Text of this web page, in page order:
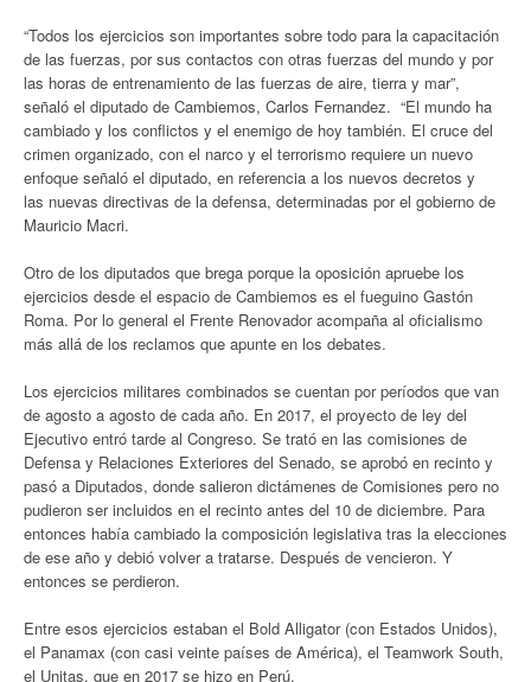
“Todos los ejercicios son importantes sobre todo para la capacitación
de las fuerzas, por sus contactos con otras fuerzas del mundo y por
las horas de entrenamiento de las fuerzas de aire, tierra y mar”,
señaló el diputado de Cambiemos, Carlos Fernandez. “El mundo ha
cambiado y los conflictos y el enemigo de hoy también. El cruce del
crimen organizado, con el narco y el terrorismo requiere un nuevo
enfoque señaló el diputado, en referencia a los nuevos decretos y
las nuevas directivas de la defensa, determinadas por el gobierno de
Mauricio Macri.
Otro de los diputados que brega porque la oposición apruebe los
ejercicios desde el espacio de Cambiemos es el fueguino Gastón
Roma. Por lo general el Frente Renovador acompaña al oficialismo
más allá de los reclamos que apunte en los debates.
Los ejercicios militares combinados se cuentan por períodos que van
de agosto a agosto de cada año. En 2017, el proyecto de ley del
Ejecutivo entró tarde al Congreso. Se trató en las comisiones de
Defensa y Relaciones Exteriores del Senado, se aprobó en recinto y
pasó a Diputados, donde salieron dictámenes de Comisiones pero no
pudieron ser incluidos en el recinto antes del 10 de diciembre. Para
entonces había cambiado la composición legislativa tras la elecciones
de ese año y debió volver a tratarse. Después de vencieron. Y
entonces se perdieron.
Entre esos ejercicios estaban el Bold Alligator (con Estados Unidos),
el Panamax (con casi veinte países de América), el Teamwork South,
el Unitas, que en 2017 se hizo en Perú.